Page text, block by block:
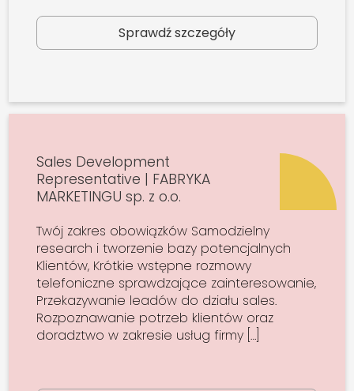
Sprawdź szczegóły
Sales Development
Representative | FABRYKA
MARKETINGU sp. z o.o.
Twój zakres obowiązków Samodzielny
research i tworzenie bazy potencjalnych
Klientów, Krótkie wstępne rozmowy
telefoniczne sprawdzające zainteresowanie,
Przekazywanie leadów do działu sales.
Rozpoznawanie potrzeb klientów oraz
doradztwo w zakresie usług firmy […]